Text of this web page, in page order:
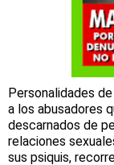
Personalidades
a los abusadores
descarnados de
relaciones
sus psiquis,